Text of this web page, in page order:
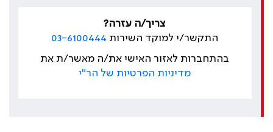
צריך/ה עזרה?
התקשר/י למוקד השירות 03-6100444
בהתחברות לאזור האישי את/ה מאשר/ת את
מדיניות הפרטיות של הר"י